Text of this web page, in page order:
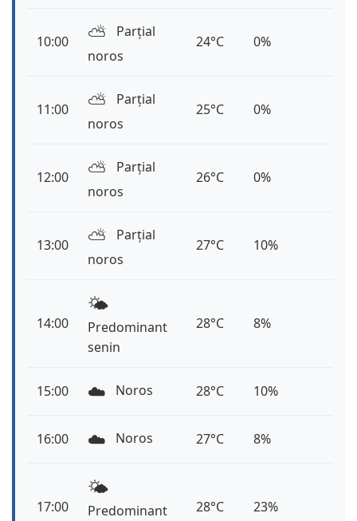
10:00 ⛅️
Parțial
noros
24°C 0%
11:00 ⛅️
Parțial
noros
25°C 0%
12:00 ⛅️
Parțial
noros
26°C 0%
13:00 ⛅️
Parțial
noros
27°C 10%
14:00
🌤️
Predominant
senin
28°C 8%
15:00 ☁️ Noros 28°C 10%
16:00 ☁️ Noros 27°C 8%
17:00
🌤️
Predominant
28°C 23%